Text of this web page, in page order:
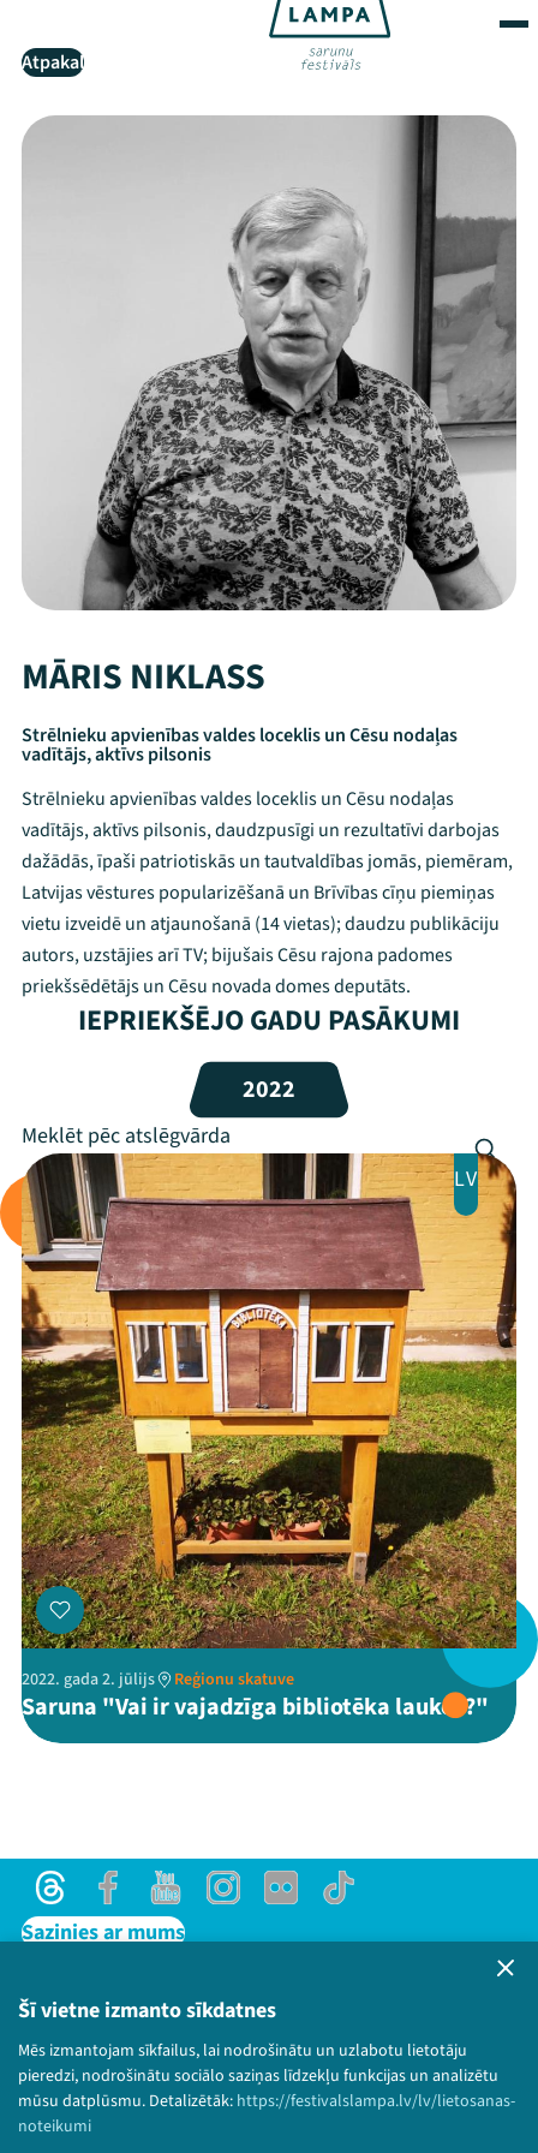
Šī vietne izmanto sīkdatnes
Mēs izmantojam sīkfailus, lai nodrošinātu un uzlabotu lietotāju
pieredzi, nodrošinātu sociālo saziņas līdzekļu funkcijas un analizētu
mūsu datplūsmu. Detalizētāk: https://festivalslampa.lv/lv/lietosanas-
noteikumi
Mana programma
Festivāls
Programma
Viņi bija LAMPĀ 2026
Jaunumi
Ziedo
Veikals
Kontakti
ThreadsFacebookYoutube
X Instagram
Flick TikTok
Atpakaļ
MĀRIS NIKLASS
Strēlnieku apvienības valdes loceklis un Cēsu nodaļas
vadītājs, aktīvs pilsonis
Strēlnieku apvienības valdes loceklis un Cēsu nodaļas
vadītājs, aktīvs pilsonis, daudzpusīgi un rezultatīvi darbojas
dažādās, īpaši patriotiskās un tautvaldības jomās, piemēram,
Latvijas vēstures popularizēšanā un Brīvības cīņu piemiņas
vietu izveidē un atjaunošanā (14 vietas); daudzu publikāciju
autors, uzstājies arī TV; bijušais Cēsu rajona padomes
priekšsēdētājs un Cēsu novada domes deputāts.
IEPRIEKŠĒJO GADU PASĀKUMI
2022
LV
2022. gada 2. jūlijs Reģionu skatuve
Saruna "Vai ir vajadzīga bibliotēka laukos?"
ThreadsFacebookYoutubeInstagram
Flick TikTok
Sazinies ar mums
Lietošanas noteikumi un sīkdatņu politika
Bērnu aizsardzības politika
© 2026 Sarunu festivāls LAMPA Visas tiesības
paturētas.